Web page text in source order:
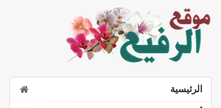
الرئيسية